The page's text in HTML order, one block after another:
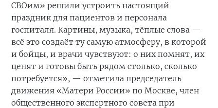
СВОим» решили устроить настоящий
праздник для пациентов и персонала
госпиталя. Картины, музыка, тёплые слова —
всё это создаёт ту самую атмосферу, в которой
и бойцы, и врачи чувствуют: о них помнят, их
ценят и готовы быть рядом столько, сколько
потребуется», — отметила председатель
движения «Матери России» по Москве, член
общественного экспертного совета при